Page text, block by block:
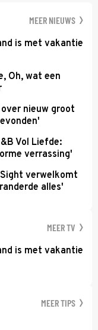
MEER NIEUWS
is met vakantie
Oh, wat een
nieuw groot
Vol Liefde:
verrassing'
verwelkomt
alles'
MEER TV
is met vakantie
MEER TIPS